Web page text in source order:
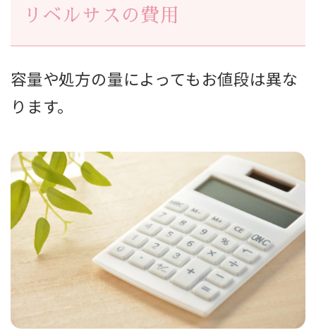
リベルサスの費用
容量や処方の量によってもお値段は異な
ります。